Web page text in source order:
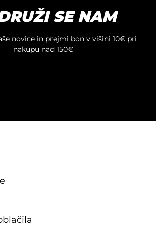
SE NAM
novice in prejmi bon v višini 10€ pri
nakupu nad 150€